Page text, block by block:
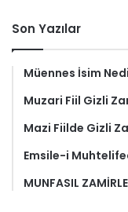
Son Yazılar
Müennes İsim
Muzari Fiil Gizli
Mazi Fiilde Gizli
Emsile-i
MUNFASIL